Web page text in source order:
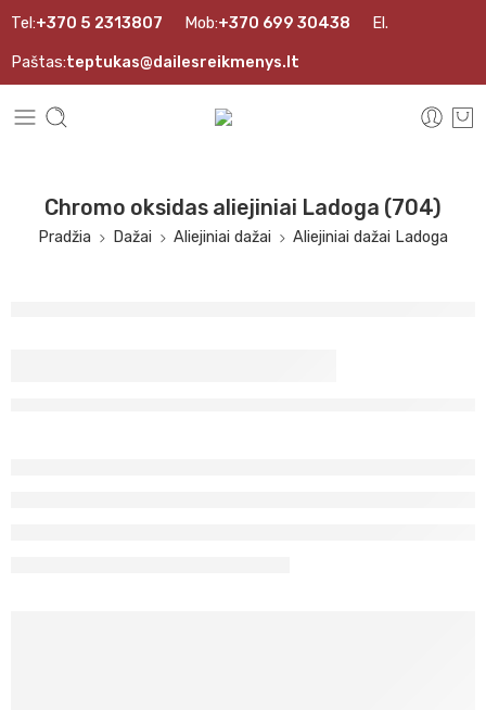
Tel:+370 5 2313807 Mob:+370 699 30438 El.
Paštas:teptukas@dailesreikmenys.lt
Chromo oksidas aliejiniai Ladoga (704)
Pradžia Dažai Aliejiniai dažai Aliejiniai dažai Ladoga